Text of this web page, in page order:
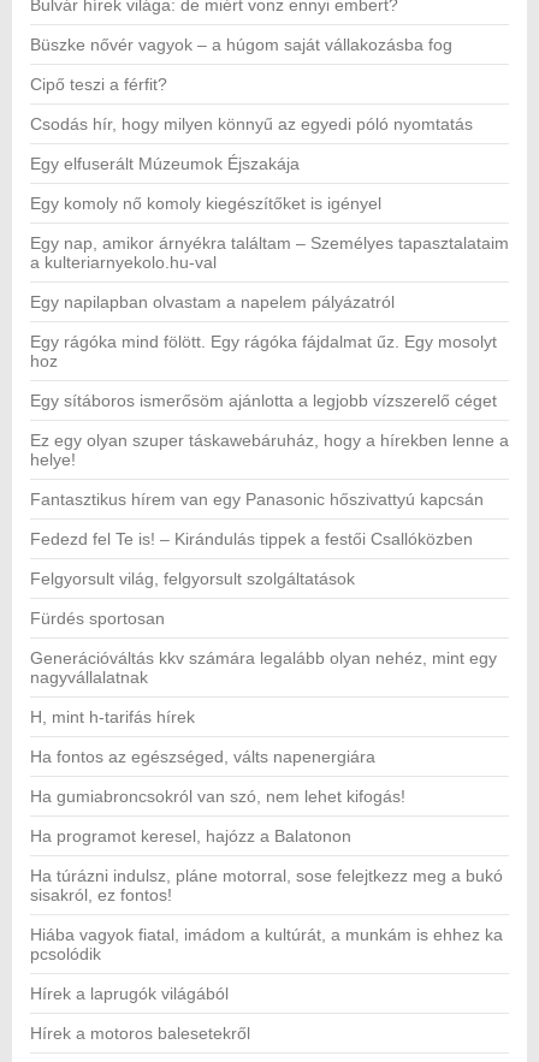
Bulvár hírek világa: de miért vonz ennyi embert?
Büszke nővér vagyok – a húgom saját vállakozásba fog
Cipő teszi a férfit?
Csodás hír, hogy milyen könnyű az egyedi póló nyomtatás
Egy elfuserált Múzeumok Éjszakája
Egy komoly nő komoly kiegészítőket is igényel
Egy nap, amikor árnyékra találtam – Személyes tapasztalataim
a kulteriarnyekolo.hu-val
Egy napilapban olvastam a napelem pályázatról
Egy rágóka mind fölött. Egy rágóka fájdalmat űz. Egy mosolyt
hoz
Egy sítáboros ismerősöm ajánlotta a legjobb vízszerelő céget
Ez egy olyan szuper táskawebáruház, hogy a hírekben lenne a
helye!
Fantasztikus hírem van egy Panasonic hőszivattyú kapcsán
Fedezd fel Te is! – Kirándulás tippek a festői Csallóközben
Felgyorsult világ, felgyorsult szolgáltatások
Fürdés sportosan
Generációváltás kkv számára legalább olyan nehéz, mint egy
nagyvállalatnak
H, mint h-tarifás hírek
Ha fontos az egészséged, válts napenergiára
Ha gumiabroncsokról van szó, nem lehet kifogás!
Ha programot keresel, hajózz a Balatonon
Ha túrázni indulsz, pláne motorral, sose felejtkezz meg a bukó
sisakról, ez fontos!
Hiába vagyok fiatal, imádom a kultúrát, a munkám is ehhez ka
pcsolódik
Hírek a laprugók világából
Hírek a motoros balesetekről